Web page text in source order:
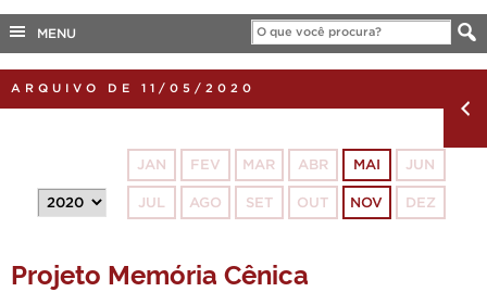
Canais
EDITAIS
PORTARIAS
MENU
ARQUIVO DE 11/05/2020
JAN FEV MAR ABR MAI JUN
JUL AGO SET OUT NOV DEZ
Projeto Memória Cênica